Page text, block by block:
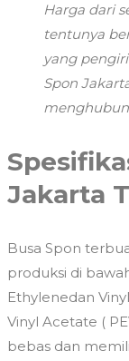
Harga dari
tentunya
yang
Spon
Jakarta
Busa Spon
produksi di
Ethylenedan
Vinyl Acetate (
bebas dan